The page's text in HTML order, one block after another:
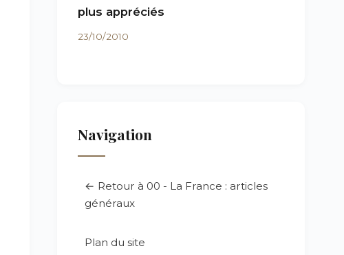
plus appréciés
23/10/2010
Navigation
← Retour à 00 - La France : articles
généraux
Plan du site